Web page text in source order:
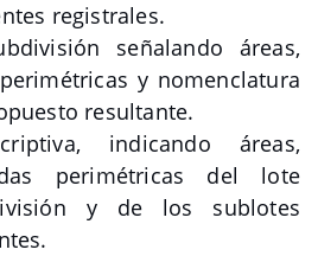
registrales.
señalando áreas,
y nomenclatura
resultante.
indicando áreas,
perimétricas del lote
y de los sublotes